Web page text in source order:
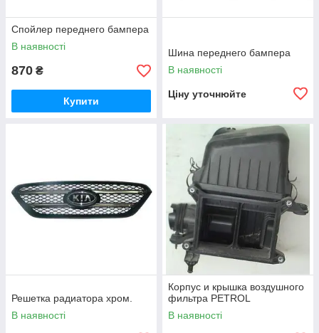
Спойлер переднего бампера
В наявності
870 ₴
Купити
Шина переднего бампера
В наявності
Ціну уточнюйте
Решетка радиатора хром.
В наявності
Корпус и крышка воздушного
фильтра PETROL
В наявності